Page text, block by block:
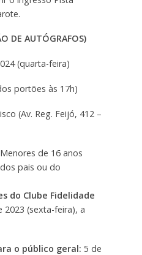
DE AUTÓGRAFOS)
(quarta-feira)
portões às 17h)
(Av. Reg. Feijó, 412 –
de 16 anos
pais ou do
do Clube Fidelidade
2023 (sexta-feira), a
o público geral: 5 de